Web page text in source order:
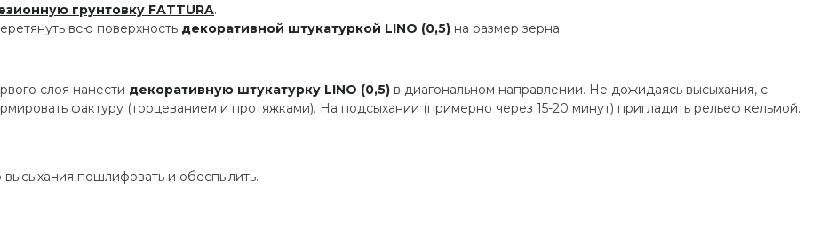
грунтовку FATTURA.
всю поверхность декоративной штукатуркой LINO (0,5) на размер зерна.
слоя нанести декоративную штукатурку LINO (0,5) в диагональном направлении. Не дожидаясь высыхания, с
фактуру (торцеванием и протяжками). На подсыхании (примерно через 15-20 минут) пригладить рельеф кельмой.
высыхания пошлифовать и обеспылить.